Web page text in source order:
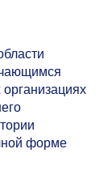
форме